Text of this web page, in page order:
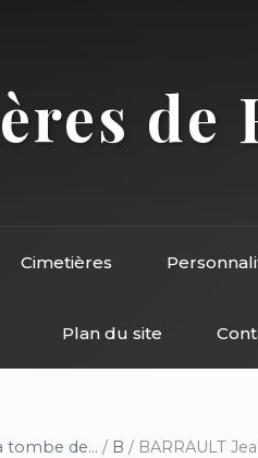
de
Cimetières
Plan du site
tombe de... / B / BARRAULT